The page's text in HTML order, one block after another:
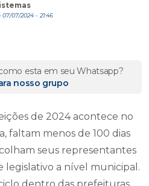
07/2024 - 21:46
esta em seu Whatsapp?
nosso grupo
de 2024 acontece no
faltam menos de 100 dias
seus representantes
legislativo a nível municipal.